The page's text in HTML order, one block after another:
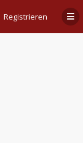
Registrieren